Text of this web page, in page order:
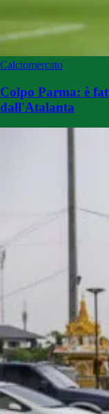
Calciomercato
Colpo Parma: è
dall'Atalanta